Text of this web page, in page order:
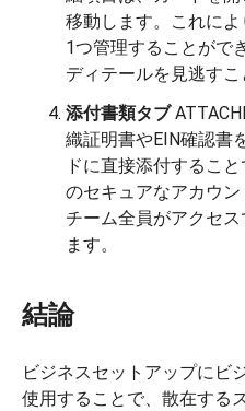
移動します。これに
1つ管理することがで
ディテールを見逃すこ
添付書類タブ
織証明書やEIN確認書
ドに直接添付するこ
のセキュアなアカウン
チーム全員がアクセ
ます。
結論
ビジネスセットアップにビ
使用することで、散在する